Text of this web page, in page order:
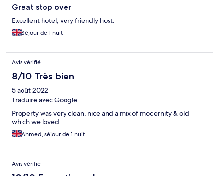
Great stop over
Excellent hotel, very friendly host.
Séjour de 1 nuit
Avis vérifié
8/10 Très bien
5 août 2022
Traduire avec Google
Property was very clean, nice and a mix of modernity & old
which we loved.
Ahmed, séjour de 1 nuit
Avis vérifié